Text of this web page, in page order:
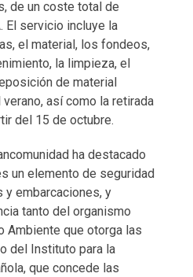
de un coste total de
El servicio incluye la
el material, los fondeos,
la limpieza, el
de material
así como la retirada
del 15 de octubre.
ha destacado
un elemento de seguridad
y embarcaciones, y
tanto del organismo
Ambiente que otorga las
del Instituto para la
que concede las